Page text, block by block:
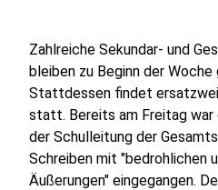
Zahlreiche Sekundar- und
bleiben zu Beginn der Woche
Stattdessen findet
statt. Bereits am Freitag
der Schulleitung der
Schreiben mit "bedrohlichen
Äußerungen" eingegangen.